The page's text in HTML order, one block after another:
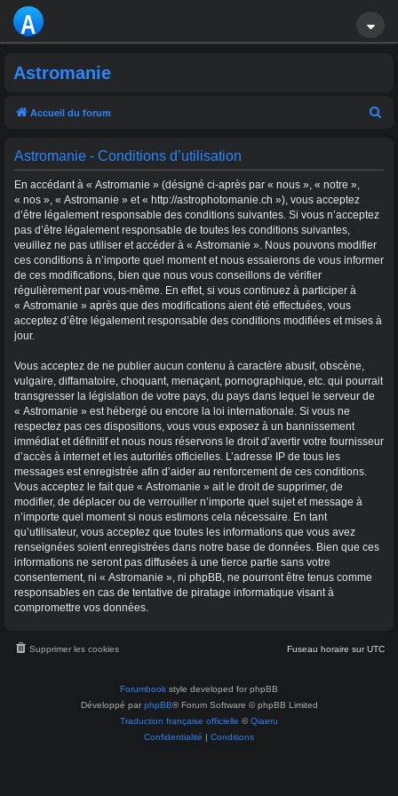
A
T
R
O
M
A
NI
E
Astromanie
Accueil du forum
h
Astromanie - Conditions d’utilisation
En accédant à « Astromanie » (désigné ci-après par « nous », « notre »,
« nos », « Astromanie » et « http://astrophotomanie.ch »), vous acceptez
d’être légalement responsable des conditions suivantes. Si vous n’acceptez
pas d’être légalement responsable de toutes les conditions suivantes,
veuillez ne pas utiliser et accéder à « Astromanie ». Nous pouvons modifier
ces conditions à n’importe quel moment et nous essaierons de vous informer
de ces modifications, bien que nous vous conseillons de vérifier
régulièrement par vous-même. En effet, si vous continuez à participer à
« Astromanie » après que des modifications aient été effectuées, vous
acceptez d’être légalement responsable des conditions modifiées et mises à
jour.
Vous acceptez de ne publier aucun contenu à caractère abusif, obscène,
vulgaire, diffamatoire, choquant, menaçant, pornographique, etc. qui pourrait
transgresser la législation de votre pays, du pays dans lequel le serveur de
« Astromanie » est hébergé ou encore la loi internationale. Si vous ne
respectez pas ces dispositions, vous vous exposez à un bannissement
immédiat et définitif et nous nous réservons le droit d’avertir votre fournisseur
d’accès à internet et les autorités officielles. L’adresse IP de tous les
messages est enregistrée afin d’aider au renforcement de ces conditions.
Vous acceptez le fait que « Astromanie » ait le droit de supprimer, de
modifier, de déplacer ou de verrouiller n’importe quel sujet et message à
n’importe quel moment si nous estimons cela nécessaire. En tant
qu’utilisateur, vous acceptez que toutes les informations que vous avez
renseignées soient enregistrées dans notre base de données. Bien que ces
informations ne seront pas diffusées à une tierce partie sans votre
consentement, ni « Astromanie », ni phpBB, ne pourront être tenus comme
responsables en cas de tentative de piratage informatique visant à
compromettre vos données.
Fuseau horaire surUTC
Supprimer les cookies
Forumbook style developed for phpBB
Développé par phpBB® Forum Software © phpBB Limited
Traduction française officielle ©Qiaeru
Confidentialité | Conditions